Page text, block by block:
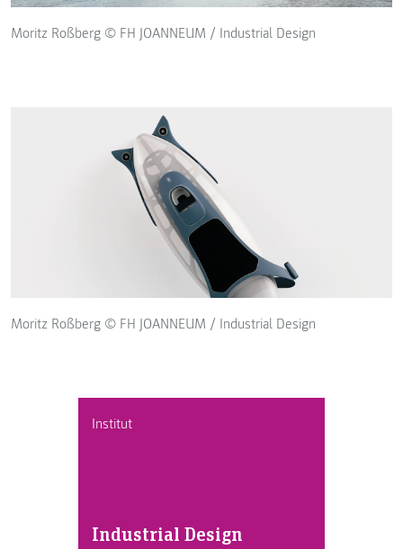
Institut
Industrial Design
Moritz Roßberg © FH JOANNEUM / Industrial Design
Moritz Roßberg © FH JOANNEUM / Industrial Design